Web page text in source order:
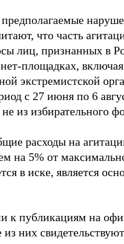
что часть
лиц, признанных в
площадках,
экстремистской
с 27 июня по 6
из избирательного
расходы на
на 5% от
в иске, является
к публикациям на
них